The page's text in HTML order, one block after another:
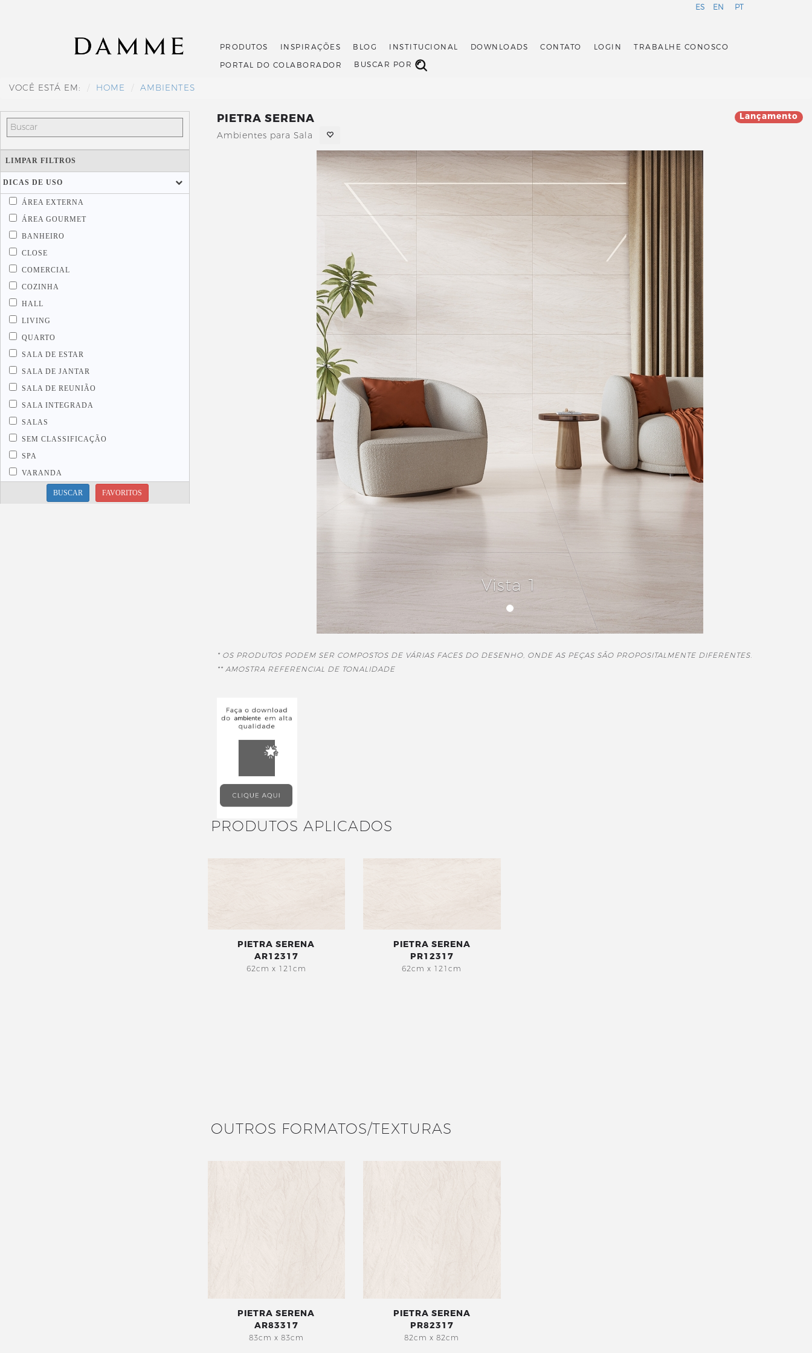
PT
EN
ES
PRODUTOS INSPIRAÇÕES BLOG INSTITUCIONAL DOWNLOADS CONTATO LOGIN
TRABALHE CONOSCO
PORTAL DO COLABORADOR
BUSCAR POR
VOCÊ ESTÁ EM: HOME AMBIENTES
LIMPAR FILTROS
DICAS DE USO
ÁREA EXTERNA
ÁREA GOURMET
BANHEIRO
CLOSE
COMERCIAL
COZINHA
HALL
LIVING
QUARTO
SALA DE ESTAR
SALA DE JANTAR
SALA DE REUNIÃO
SALA INTEGRADA
SALAS
SEM CLASSIFICAÇÃO
SPA
VARANDA
BUSCAR FAVORITOS
PIETRA SERENA Lançamento
Ambientes para Sala
Vista 1
* OS PRODUTOS PODEM SER COMPOSTOS DE VÁRIAS FACES DO DESENHO, ONDE AS PEÇAS SÃO PROPOSITALMENTE DIFERENTES.
** AMOSTRA REFERENCIAL DE TONALIDADE
PRODUTOS APLICADOS
PIETRA SERENA
AR12317
62cm x 121cm
PIETRA SERENA
PR12317
62cm x 121cm
OUTROS FORMATOS/TEXTURAS
PIETRA SERENA
AR83317
83cm x 83cm
PIETRA SERENA
PR82317
82cm x 82cm